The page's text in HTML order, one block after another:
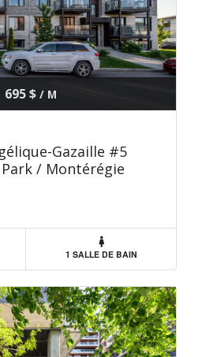
695 $/ M
Gazaille #5
/ Montérégie
1 SALLE DE BAIN